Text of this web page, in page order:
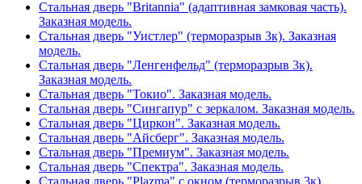
Стальная дверь "Britannia" (адаптивная замковая часть).
Заказная модель.
Стальная дверь "Уистлер" (терморазрыв 3к). Заказная
модель.
Стальная дверь "Ленгенфельд" (терморазрыв 3к).
Заказная модель.
Стальная дверь "Токио". Заказная модель.
Стальная дверь "Сингапур" с зеркалом. Заказная модель.
Стальная дверь "Циркон". Заказная модель.
Стальная дверь "Айсберг". Заказная модель.
Стальная дверь "Премиум". Заказная модель.
Стальная дверь "Спектра". Заказная модель.
Стальная дверь "Plazma" с окном (терморазрыв 3к).